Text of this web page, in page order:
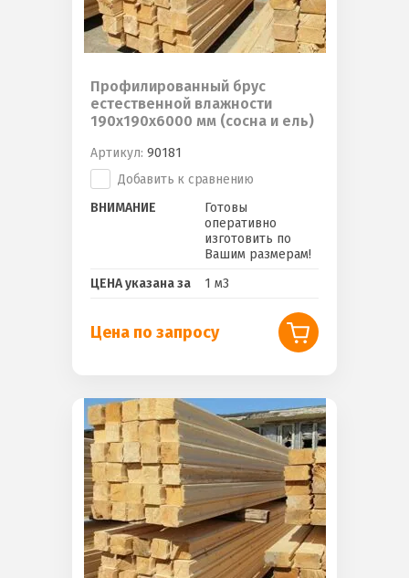
Профилированный брус
естественной влажности
190х190х6000 мм (сосна и ель)
Артикул: 90181
Добавить к сравнению
ВНИМАНИЕ
Готовы
оперативно
изготовить по
Вашим размерам!
ЦЕНА указана за
1 м3
Цена по запросу